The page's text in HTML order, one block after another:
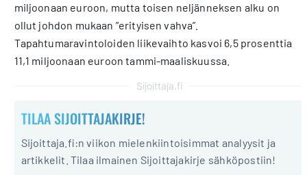
miljoonaan euroon, mutta toisen neljänneksen alku on
ollut johdon mukaan ”erityisen vahva”.
Tapahtumaravintoloiden liikevaihto kasvoi 6,5 prosenttia
11,1 miljoonaan euroon tammi-maaliskuussa.
Sijoittaja.fi
TILAA SIJOITTAJAKIRJE!
Sijoittaja.fi:n viikon mielenkiintoisimmat analyysit ja
artikkelit. Tilaa ilmainen Sijoittajakirje sähköpostiin!